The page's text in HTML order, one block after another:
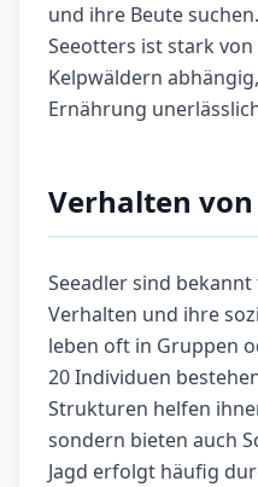
und ihre Beute
Seeotters ist stark
Kelpwäldern
Ernährung
Verhalten
Seeadler sind
Verhalten und ihre
leben oft in Gruppen
20 Individuen
Strukturen helfen
sondern bieten auch
Jagd erfolgt häufig